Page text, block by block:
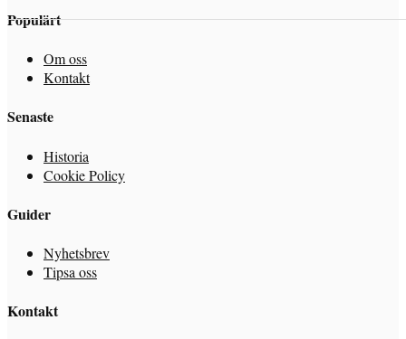
Populärt
Om oss
Kontakt
Senaste
Historia
Cookie Policy
Guider
Nyhetsbrev
Tipsa oss
Kontakt